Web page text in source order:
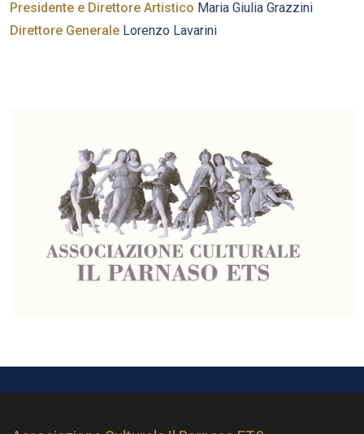
Presidente e Direttore Artistico Maria Giulia Grazzini
Direttore Generale Lorenzo Lavarini